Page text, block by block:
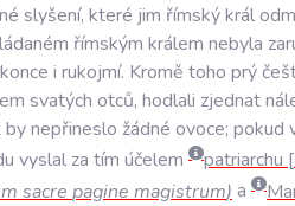
slyšení, které jim římskýkrál
římským králem nebyla
i rukojmí. Kromě toho prý
svatých otců, hodlali zjednat
bynepřineslo žádné ovoce; pokud
vyslal za tím účelem patriarchu
sacre pagine magistrum) a